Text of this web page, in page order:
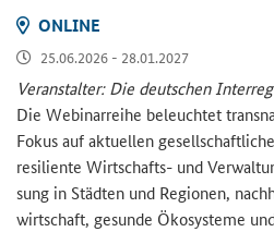
ON­LINE
25.06.2026 - 28.01.2027
Ver­an­stal­ter: Die deut­schen
Die We­bi­nar­rei­he be­leuch­tet
Fokus auf ak­tu­el­len
re­si­li­en­te Wirtschafts-​ und
sung in Städ­ten und Re­gio­nen,
wirt­schaft, ge­sun­de Öko­sys­te­me